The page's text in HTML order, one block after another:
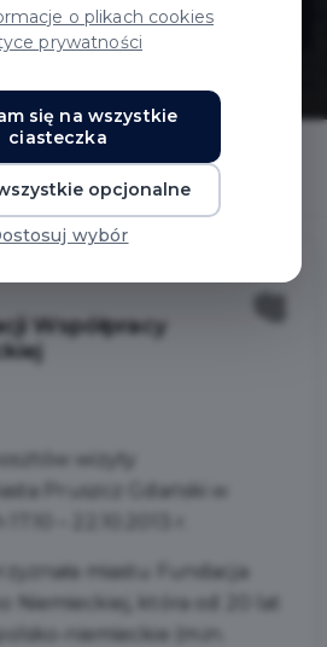
Polsko-Niemieckiej
Współpracy
wizyty
Pruszcz Gdański w
– 22.10.2013 r.
miastu Fundacja
Niemieckiej, która od 20 lat
niemieckie (m.in.
o plikach cookies
prywatności
się na wszystkie
ciasteczka
opcjonalne
wybór